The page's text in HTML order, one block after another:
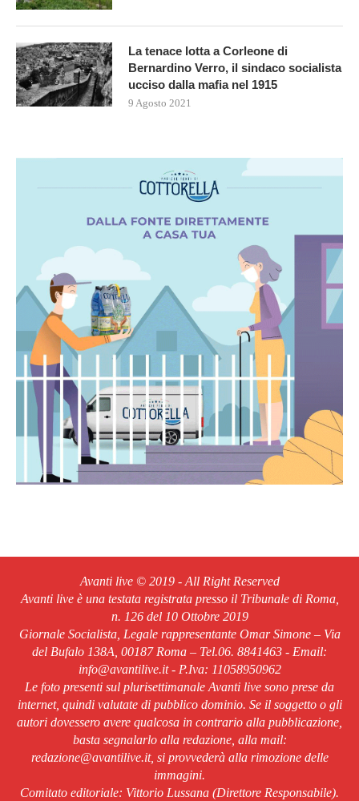
La tenace lotta a Corleone di
Bernardino Verro, il sindaco socialista
ucciso dalla mafia nel 1915
9 Agosto 2021
Avanti live © 2019 - All Right Reserved
Avanti live è una testata registrata presso il Tribunale di Roma,
n. 126 del 10 Ottobre 2019
Giornale Socialista, Legale rappresentante Omar Simone – Via
del Bufalo 138A, 00187 Roma – Tel.06. 8841463 - Email:
info@avantilive.it - P.Iva: 11058950962
Le foto presenti sul plurisettimanale Avanti live sono prese da
internet, quindi valutate di pubblico dominio. Se il soggetto o gli
autori dovessero avere qualcosa in contrario alla pubblicazione,
basta segnalarlo alla redazione, alla mail:
redazione@avantilive.it, si provvederà alla rimozione delle
immagini.
Comitato editoriale: Vittorio Lussana (Direttore Responsabile).